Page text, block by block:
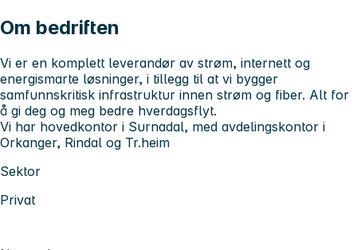
Om bedriften
Vi er en komplett leverandør av strøm, internett og
energismarte løsninger, i tillegg til at vi bygger
samfunnskritisk infrastruktur innen strøm og fiber. Alt for
å gi deg og meg bedre hverdagsflyt.
Vi har hovedkontor i Surnadal, med avdelingskontor i
Orkanger, Rindal og Tr.heim
Sektor
Privat